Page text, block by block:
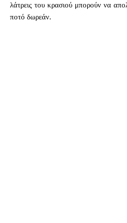
λάτρεις του κρασιού μπορούν να
ποτό δωρεάν.